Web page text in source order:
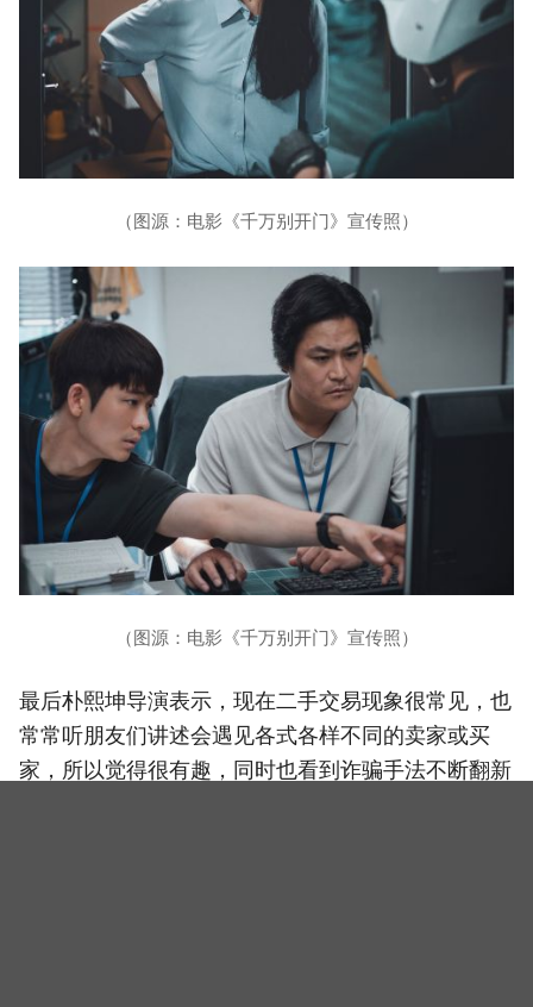
（图源：电影《千万别开门》宣传照）
（图源：电影《千万别开门》宣传照）
最后朴熙坤导演表示，现在二手交易现象很常见，也
常常听朋友们讲述会遇见各式各样不同的卖家或买
家，所以觉得很有趣，同时也看到诈骗手法不断翻新